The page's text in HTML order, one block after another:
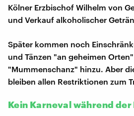
Kölner Erzbischof Wilhelm von
und Verkauf alkoholischer
Später kommen noch
und Tänzen "an geheimen
"Mummenschanz" hinzu. Aber
bleiben allen Restriktionen zum
Kein Karneval während der